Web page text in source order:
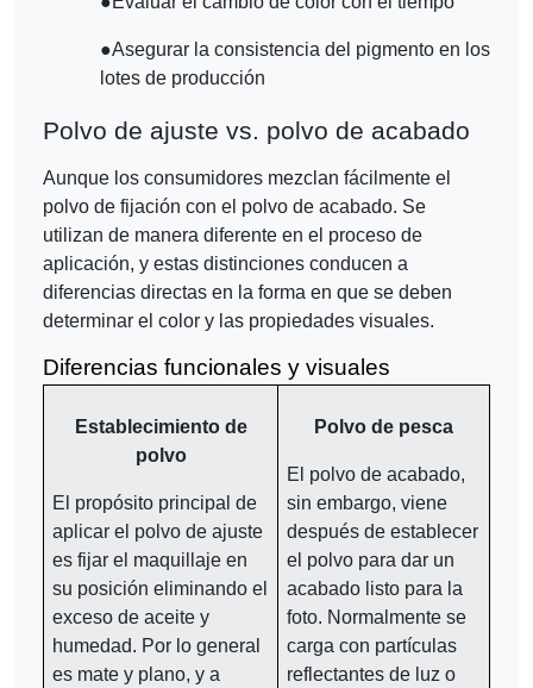
●Asegurar la consistencia del pigmento en los
lotes de producción
Polvo de ajuste vs. polvo de acabado
Aunque los consumidores mezclan fácilmente el
polvo de fijación con el polvo de acabado. Se
utilizan de manera diferente en el proceso de
aplicación, y estas distinciones conducen a
diferencias directas en la forma en que se deben
determinar el color y las propiedades visuales.
Diferencias funcionales y visuales
Establecimiento de
polvo
El propósito principal de
aplicar el polvo de ajuste
es fijar el maquillaje en
su posición eliminando el
exceso de aceite y
humedad. Por lo general
es mate y plano, y a
Polvo de pesca
El polvo de acabado,
sin embargo, viene
después de establecer
el polvo para dar un
acabado listo para la
foto. Normalmente se
carga con partículas
reflectantes de luz o